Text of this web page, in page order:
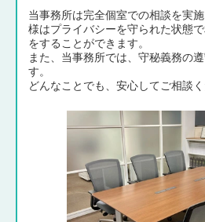
当事務所は完全個室での相談を実
様はプライバシーを守られた状態
をすることができます。
また、当事務所では、守秘義務の
す。
どんなことでも、安心してご相談く